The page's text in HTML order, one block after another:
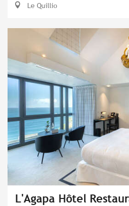
Le Quillio
L'Agapa Hôtel